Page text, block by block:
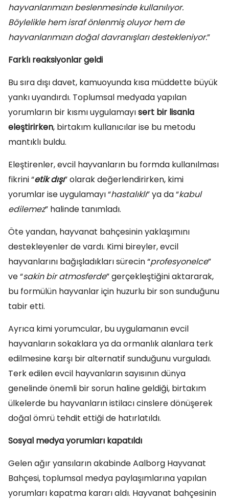
hayvanlarımızın beslenmesinde kullanılıyor.
Böylelikle hem israf önlenmiş oluyor hem de
hayvanlarımızın doğal davranışları destekleniyor.”
Farklı reaksiyonlar geldi
Bu sıra dışı davet, kamuoyunda kısa müddette büyük
yankı uyandırdı. Toplumsal medyada yapılan
yorumların bir kısmı uygulamayısert bir lisanla
eleştirirken, birtakım kullanıcılar ise bu metodu
mantıklı buldu.
Eleştirenler, evcil hayvanların bu formda kullanılması
fikrini “etik dışı” olarak değerlendirirken, kimi
yorumlar ise uygulamayı “hastalıklı” ya da “kabul
edilemez” halinde tanımladı.
Öte yandan, hayvanat bahçesinin yaklaşımını
destekleyenler de vardı. Kimi bireyler, evcil
hayvanlarını bağışladıkları sürecin “profesyonelce”
ve “sakin bir atmosferde” gerçekleştiğini aktararak,
bu formülün hayvanlar için huzurlu bir son sunduğunu
tabir etti.
Ayrıca kimi yorumcular, bu uygulamanın evcil
hayvanların sokaklara ya da ormanlık alanlara terk
edilmesine karşı bir alternatif sunduğunu vurguladı.
Terk edilen evcil hayvanların sayısının dünya
genelinde önemli bir sorun haline geldiği, birtakım
ülkelerde bu hayvanların istilacı cinslere dönüşerek
doğal ömrü tehdit ettiği de hatırlatıldı.
Sosyal medya yorumları kapatıldı
Gelen ağır yansıların akabinde Aalborg Hayvanat
Bahçesi, toplumsal medya paylaşımlarına yapılan
yorumları kapatma kararı aldı. Hayvanat bahçesinin